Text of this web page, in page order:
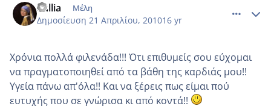
dallia Μέλη
Δημοσίευση 21 Απριλίου, 201016 yr
Χρόνια πολλά φιλενάδα!!! Ότι επιθυμείς σου εύχομαι
να πραγματοποιηθεί από τα βάθη της καρδιάς μου!!
Υγεία πάνω απ'όλα!! Και να ξέρεις πως είμαι πού
ευτυχής που σε γνώρισα κι από κοντά!!